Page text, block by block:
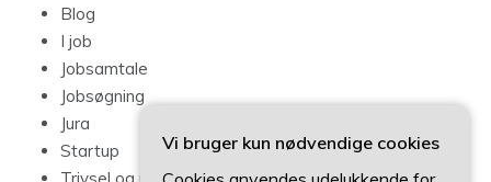
Blog
I job
Jobsamtale
Jobsøgning
Jura
Startup
Vi bruger kun nødvendige cookies